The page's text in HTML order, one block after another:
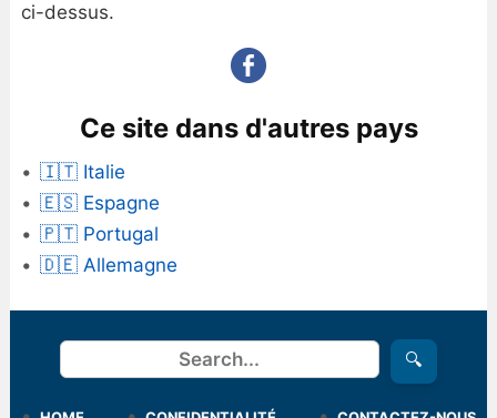
ci-dessus.
Ce site dans d'autres pays
🇮🇹 Italie
🇪🇸 Espagne
🇵🇹 Portugal
🇩🇪 Allemagne
Rechercher 🔍